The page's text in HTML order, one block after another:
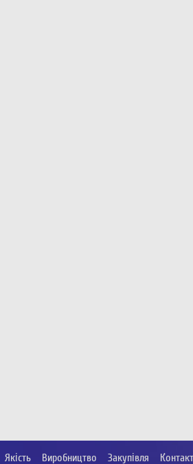
Якість Виробництво Закупівля